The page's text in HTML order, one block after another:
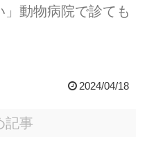
」動物病院で診ても
2024/04/18
記事